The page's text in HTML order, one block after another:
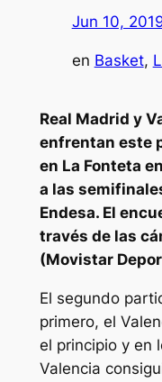
Jun 10,
en Basket,
Real Madrid y
enfrentan este
en La Fonteta
a las
Endesa. El
través de las
(Movistar
El segundo
primero, el
el principio y en
Valencia